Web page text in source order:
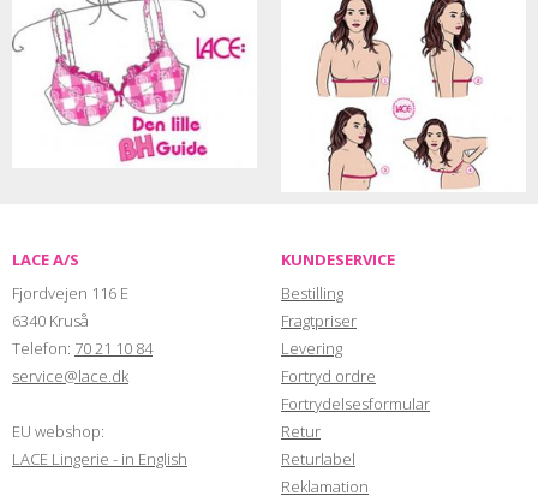
LACE A/S
Fjordvejen 116 E
6340 Kruså
Telefon: 70 21 10 84
service@lace.dk
EU webshop:
LACE Lingerie - in English
KUNDESERVICE
Bestilling
Fragtpriser
Levering
Fortryd ordre
Fortrydelsesformular
Retur
Returlabel
Reklamation